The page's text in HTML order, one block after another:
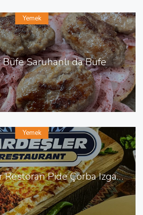
Saruhanlı da Büfe
Yemek
Kale Kardeşler Restoran Pide Çorba Izgara Sulu Yemek
Yemek